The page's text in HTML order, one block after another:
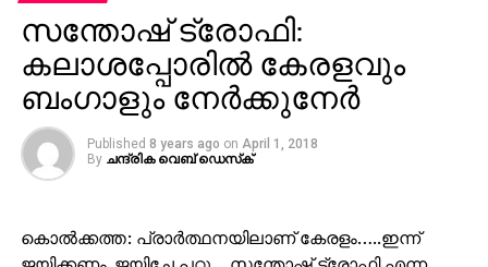
സന്തോഷ് ട്രോഫി:
കലാശപ്പോരില്‍ കേരളവും
ബംഗാളും നേര്‍ക്കുനേര്‍
Published 8 years ago on April 1, 2018
By ചന്ദ്രിക വെബ് ഡെസ്‌ക്‌
കൊല്‍ക്കത്ത: പ്രാര്‍ത്ഥനയിലാണ് കേരളം…..ഇന്ന്